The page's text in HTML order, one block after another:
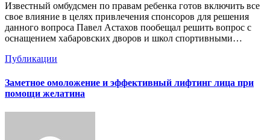
Известный омбудсмен по правам ребенка готов включить все
свое влияние в целях привлечения спонсоров для решения
данного вопроса Павел Астахов пообещал решить вопрос с
оснащением хабаровских дворов и школ спортивными…
Публикации
Заметное омоложение и эффективный лифтинг лица при
помощи желатина